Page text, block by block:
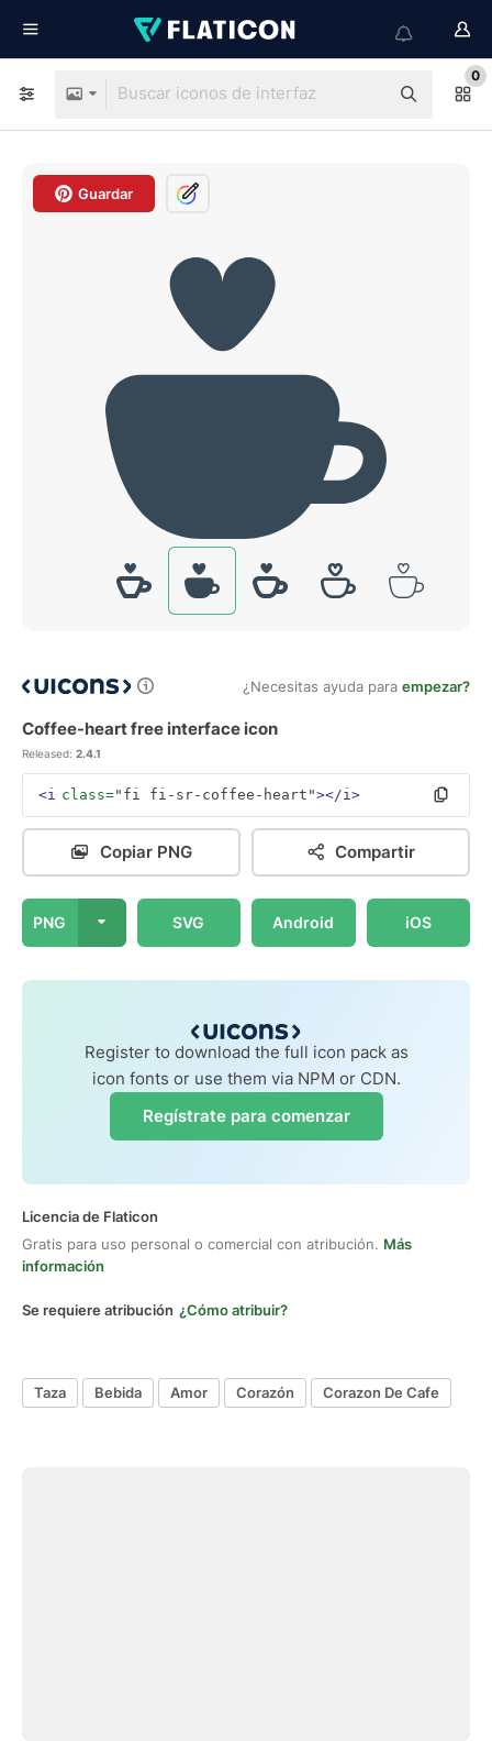
0
Guardar
¿Necesitas ayuda para empezar?
Coffee-heart free interface icon
Released: 2.4.1
<i class="fi fi-sr-coffee-heart"></i>
Copiar PNG Compartir
PNG SVG Android iOS
Register to download the full icon pack as
icon fonts or use them via NPM or CDN.
Regístrate para comenzar
Licencia de Flaticon
Gratis para uso personal o comercial con atribución. Más
información
Se requiere atribución ¿Cómo atribuir?
Taza Bebida Amor Corazón Corazon De Cafe